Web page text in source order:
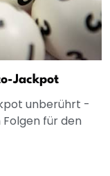
Jackpot
unberührt -
für den